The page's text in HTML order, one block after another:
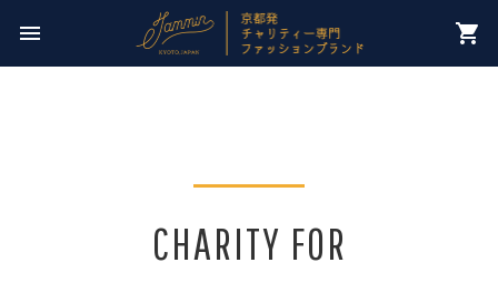
今週のチャリティー先は
【 NPO法人パレスチナ子どものキャンペーン 】
menu shopping_cart
CHARITY FOR